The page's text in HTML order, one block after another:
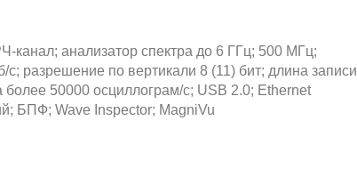
канал; анализатор спектра до 6 ГГц; 500 МГц;
разрешение по вертикали 8 (11) бит; длина записи
более 50000 осциллограм/с; USB 2.0; Ethernet
БПФ; Wave Inspector; MagniVu